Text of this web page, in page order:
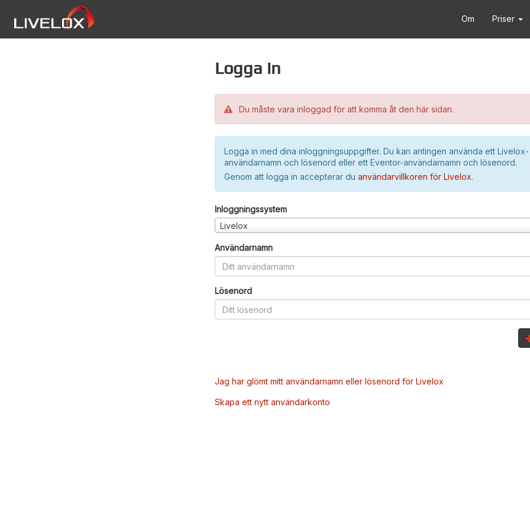
Om Priser
Logga in
Du måste vara inloggad för att komma åt den här sidan.
Logga in med dina inloggningsuppgifter. Du kan antingen använda ett Livelox-
användarnamn och lösenord eller ett Eventor-användarnamn och lösenord.
Genom att logga in accepterar du användarvillkoren för Livelox.
Inloggningssystem
Livelox
Användarnamn
Lösenord
Jag har glömt mitt användarnamn eller lösenord för Livelox
Skapa ett nytt användarkonto